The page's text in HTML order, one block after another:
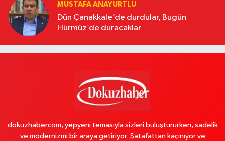
MUSTAFA ANAYURTLU
Dün Çanakkale’de durdular, Bugün
Hürmüz’de duracaklar
dokuzhabercom, yepyeni temasıyla sizleri buluştururken, sadelik
ve modernizmi bir araya getiriyor. Şatafattan kaçınıyor ve